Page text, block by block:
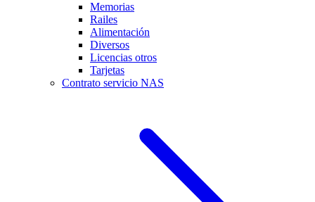
Memorias
Railes
Alimentación
Diversos
Licencias otros
Tarjetas
Contrato servicio NAS